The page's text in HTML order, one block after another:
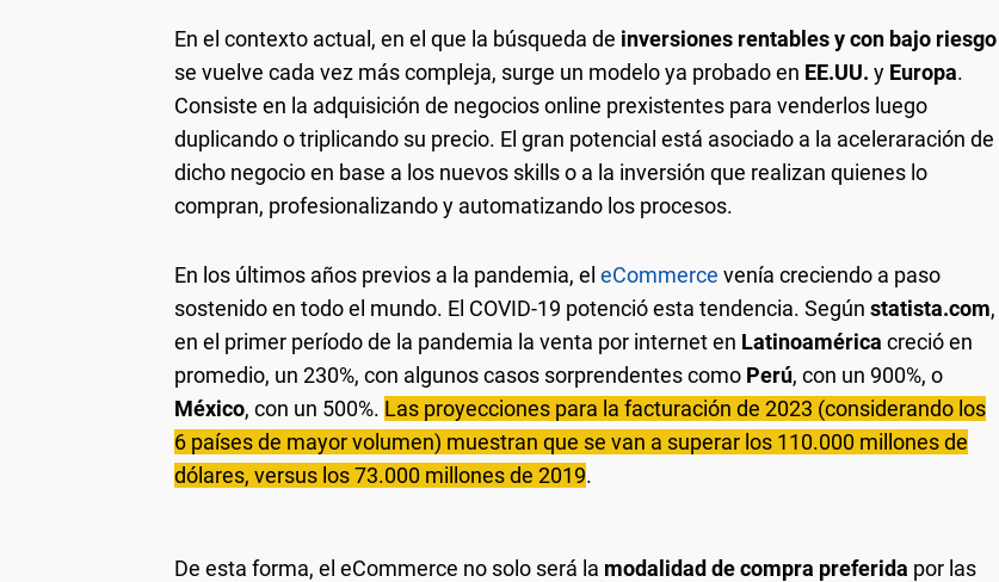
En el contexto actual, en el que la búsqueda de inversiones rentables y con bajo riesgo
se vuelve cada vez más compleja, surge un modelo ya probado en EE.UU. y Europa.
Consiste en la adquisición de negocios online prexistentes para venderlos luego
duplicando o triplicando su precio. El gran potencial está asociado a la aceleraración de
dicho negocio en base a los nuevos skills o a la inversión que realizan quienes lo
compran, profesionalizando y automatizando los procesos.
En los últimos años previos a la pandemia, el eCommerce venía creciendo a paso
sostenido en todo el mundo. El COVID-19 potenció esta tendencia. Según statista.com,
en el primer período de la pandemia la venta por internet en Latinoamérica creció en
promedio, un 230%, con algunos casos sorprendentes como Perú, con un 900%, o
México, con un 500%. Las proyecciones para la facturación de 2023 (considerando los
6 países de mayor volumen) muestran que se van a superar los 110.000 millones de
dólares, versus los 73.000 millones de 2019.
De esta forma, el eCommerce no solo será la modalidad de compra preferida por las